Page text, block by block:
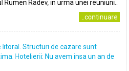
Radev, in urma unei reuniuni..
..continuare
litoral. Structuri de cazare sunt
Hotelierii: Nu avem insa un an de